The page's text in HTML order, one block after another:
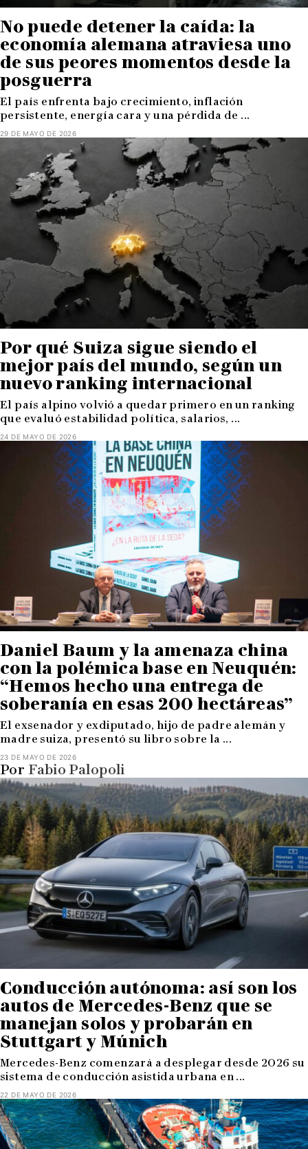
No puede detener la caída: la
economía alemana atraviesa uno
de sus peores momentos desde la
posguerra
El país enfrenta bajo crecimiento, inflación
persistente, energía cara y una pérdida de ...
29 DE MAYO DE 2026
Por qué Suiza sigue siendo el
mejor país del mundo, según un
nuevo ranking internacional
El país alpino volvió a quedar primero en un ranking
que evaluó estabilidad política, salarios, ...
24 DE MAYO DE 2026
Daniel Baum y la amenaza china
con la polémica base en Neuquén:
“Hemos hecho una entrega de
soberanía en esas 200 hectáreas”
El exsenador y exdiputado, hijo de padre alemán y
madre suiza, presentó su libro sobre la ...
23 DE MAYO DE 2026
Fabio Palopoli
Por
Conducción autónoma: así son los
autos de Mercedes-Benz que se
manejan solos y probarán en
Stuttgart y Múnich
Mercedes-Benz comenzará a desplegar desde 2026 su
sistema de conducción asistida urbana en ...
22 DE MAYO DE 2026